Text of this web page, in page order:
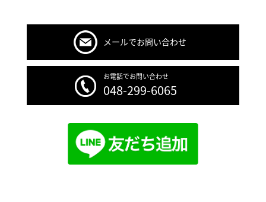
メールでお問い合わせ
お電話でお問い合わせ
048-299-6065